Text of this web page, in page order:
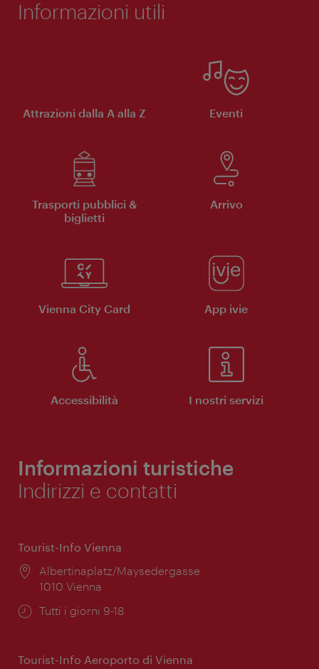
Informazioni utili
Attrazioni dalla A alla Z Eventi
Trasporti pubblici &
biglietti
Arrivo
Vienna City Card App ivie
Accessibilità I nostri servizi
Informazioni turistiche
Indirizzi e contatti
Tourist-Info Vienna
Posizione:
Albertinaplatz/Maysedergasse
1010 Vienna
Orari
Tutti i giorni 9-18
Tourist-Info Aeroporto di Vienna